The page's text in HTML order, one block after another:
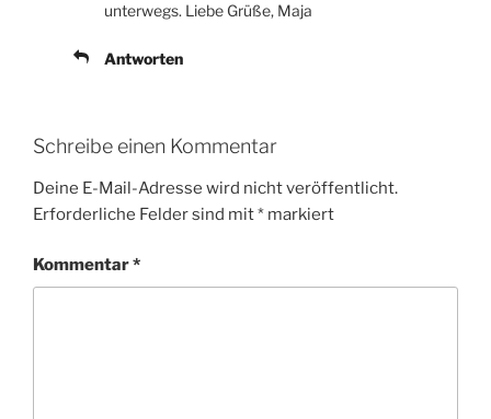
unterwegs. Liebe Grüße, Maja
Antworten
Schreibe einen Kommentar
Deine E-Mail-Adresse wird nicht veröffentlicht.
Erforderliche Felder sind mit* markiert
Kommentar*